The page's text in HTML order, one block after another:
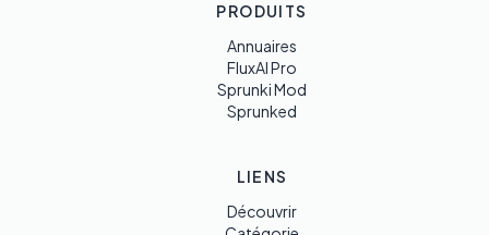
PRODUITS
Annuaires
FluxAI Pro
Sprunki Mod
Sprunked
LIENS
Découvrir